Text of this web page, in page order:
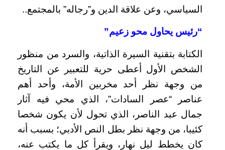
السياسي، وعن علاقة الدين و”رجاله” بالمجتمع..
“رئيس يحاول محو زعيم”
الكتابة بتقنية السيرة الذاتية، والسرد من منظور
الشخص الأول أعطى حرية للتعبير عن التاريخ
من وجهة نظر أحد مخربين الأمة، وأحد أهم
عناصر “عصر السادات”، الذي محي فيه آثار
جمال عبد الناصر، الذي تحول لأن يكون شخصا
كئيبا، من وجهة نظر بطل النص الأدبي؛ بسبب أنه
كان يخطط ليل نهار، ويقرأ كل ما يكتب عنه،